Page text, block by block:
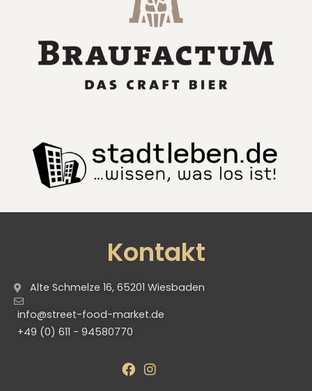
Kontakt
Alte Schmelze 16, 65201 Wiesbaden
info@street-food-market.de
+49 (0) 611 - 94580770